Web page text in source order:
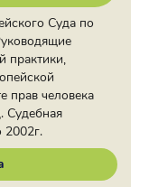
Суда по
практики,
прав человека
Судебная
2002г.